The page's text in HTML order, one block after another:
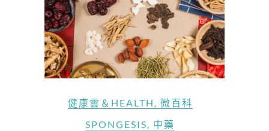
健康雲＆HEALTH , 微百科
SPONGESIS, 中藥